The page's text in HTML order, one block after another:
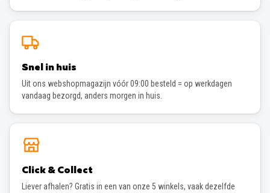
Snel in huis
Uit ons webshopmagazijn vóór 09:00 besteld = op werkdagen
vandaag bezorgd, anders morgen in huis.
Click & Collect
Liever afhalen? Gratis in een van onze 5 winkels, vaak dezelfde